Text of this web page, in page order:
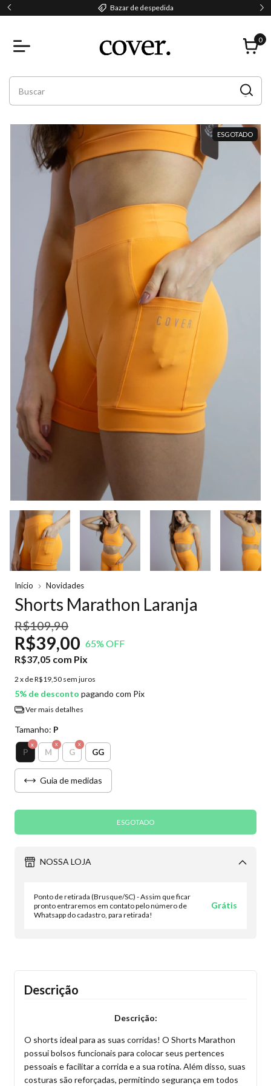
Bazar de despedida
0
ESGOTADO
Início Novidades
Shorts Marathon Laranja
R$109,90
R$39,00 65% OFF
R$37,05 com Pix
2 x deR$19,50 sem juros
5% de desconto pagando com Pix
Ver mais detalhes
Tamanho: P
P M G GG
Guia de medidas
NOSSA LOJA
Ponto de retirada (Brusque/SC) - Assim que ficar
pronto entraremos em contato pelo número de
Whatsapp do cadastro, para retirada!
Grátis
Descrição
Descrição:
O shorts ideal para as suas corridas! O Shorts Marathon
possui bolsos funcionais para colocar seus pertences
pessoais e facilitar a corrida e a sua rotina. Além disso, suas
costuras são reforçadas, permitindo segurança em todos